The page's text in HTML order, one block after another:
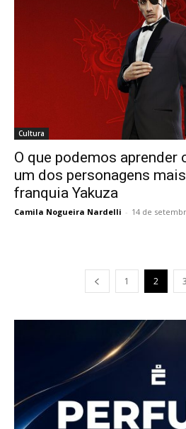
Cultura
O que podemos aprender
um dos personagens
franquia Yakuza
Camila Nogueira Nardelli - 14 de
1 2 3